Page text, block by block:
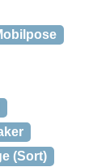
(Sort)